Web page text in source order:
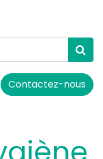
Contactez-nous